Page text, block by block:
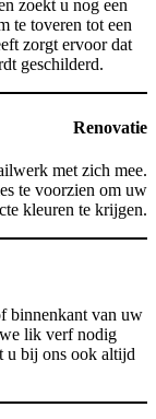
zoekt u nog een
te toveren tot een
zorgt ervoor dat
geschilderd.
Renovatie
met zich mee.
te voorzien om uw
kleuren te krijgen.
binnenkant van uw
lik verf nodig
u bij ons ook altijd